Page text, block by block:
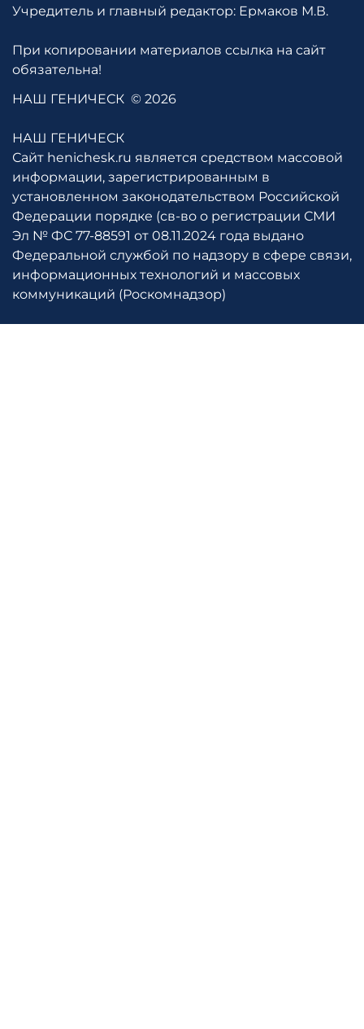
Учредитель и главный редактор: Ермаков М.В.
При копировании материалов ссылка на сайт
обязательна!
НАШ ГЕНИЧЕСК © 2026
НАШ ГЕНИЧЕСК
Сайт henichesk.ru является средством массовой
информации, зарегистрированным в
установленном законодательством Российской
Федерации порядке (св-во о регистрации СМИ
Эл № ФС 77-88591 от 08.11.2024 года выдано
Федеральной службой по надзору в сфере связи,
информационных технологий и массовых
коммуникаций (Роскомнадзор)